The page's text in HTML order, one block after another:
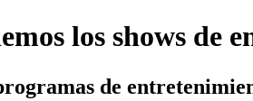
los shows de
de